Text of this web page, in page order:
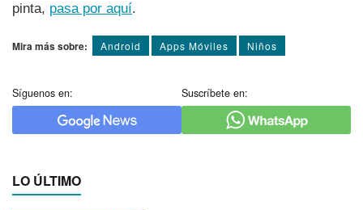
pinta, pasa por aquí­.
Mira más sobre: Android Apps Móviles Niños
Síguenos en: Suscríbete en:
LO ÚLTIMO